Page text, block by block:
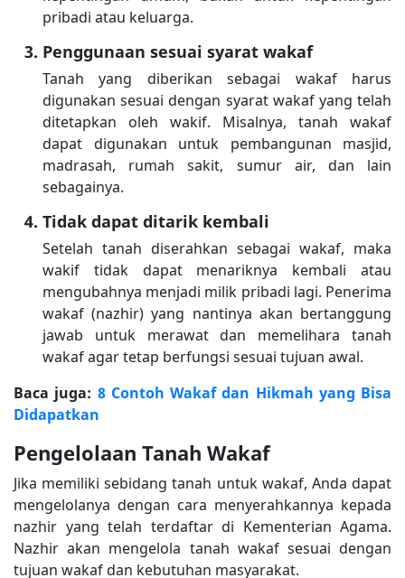
pribadi atau keluarga.
Penggunaan sesuai syarat wakaf
Tanah yang diberikan sebagai wakaf harus
digunakan sesuai dengan syarat wakaf yang telah
ditetapkan oleh wakif. Misalnya, tanah wakaf
dapat digunakan untuk pembangunan masjid,
madrasah, rumah sakit, sumur air, dan lain
sebagainya.
Tidak dapat ditarik kembali
Setelah tanah diserahkan sebagai wakaf, maka
wakif tidak dapat menariknya kembali atau
mengubahnya menjadi milik pribadi lagi. Penerima
wakaf (nazhir) yang nantinya akan bertanggung
jawab untuk merawat dan memelihara tanah
wakaf agar tetap berfungsi sesuai tujuan awal.
Baca juga: 8 Contoh Wakaf dan Hikmah yang Bisa
Didapatkan
Pengelolaan Tanah Wakaf
Jika memiliki sebidang tanah untuk wakaf, Anda dapat
mengelolanya dengan cara menyerahkannya kepada
nazhir yang telah terdaftar di Kementerian Agama.
Nazhir akan mengelola tanah wakaf sesuai dengan
tujuan wakaf dan kebutuhan masyarakat.